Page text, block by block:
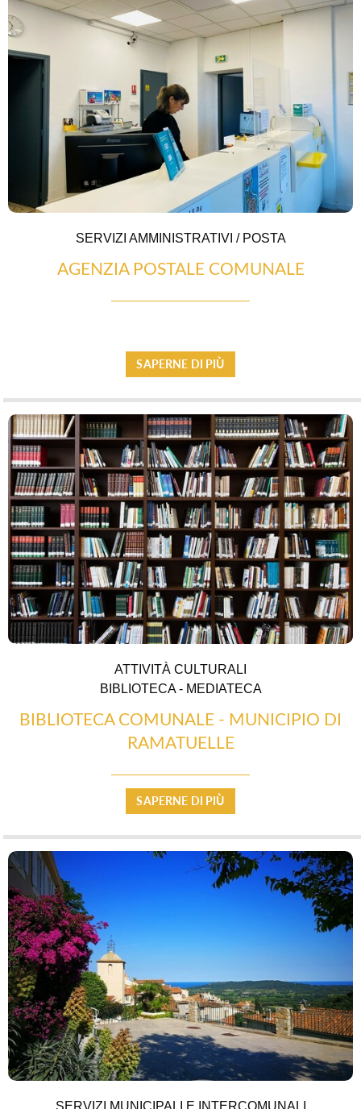
ARTIGIANATO E GALLERIE D’ARTE
NEGOZI E ARTIGIANI
SANITÀ
SERVIZI AMMINISTRATIVI / POSTA
AGENZIA POSTALE COMUNALE
SAPERNE DI PIÙ
ATTIVITÀ CULTURALI
BIBLIOTECA - MEDIATECA
BIBLIOTECA COMUNALE - MUNICIPIO DI
RAMATUELLE
SAPERNE DI PIÙ
SERVIZI MUNICIPALI E INTERCOMUNALI